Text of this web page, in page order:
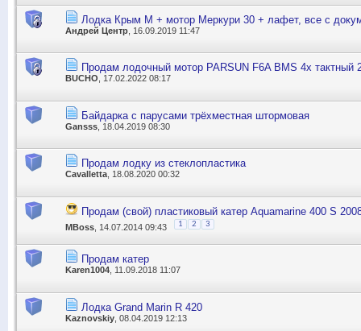
Лодка Крым М + мотор Меркури 30 + лафет, все с
Андрей Центр , 16.09.2019 11:47
Продам лодочный мотор PARSUN F6A BMS 4х тактный
BUCHO , 17.02.2022 08:17
Байдарка с парусами трёхместная штормовая
Gansss , 18.04.2019 08:30
Продам лодку из стеклопластика
Cavalletta , 18.08.2020 00:32
Продам (свой) пластиковый катер Aquamarine 400 S
MBoss , 14.07.2014 09:43 1 2 3
Продам катер
Karen1004 , 11.09.2018 11:07
Лодка Grand Marin R 420
Kaznovskiy , 08.04.2019 12:13